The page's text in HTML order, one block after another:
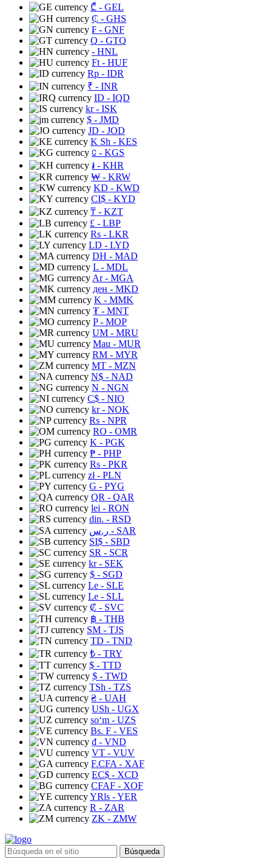
₾ - GEL
₵ - GHS
₣ - GNF
Q - GTQ
- HNL
Ft - HUF
Rp - IDR
₹ - INR
ID - IQD
kr- ISK
$ - JMD
JD - JOD
K Sh - KES
⃀ - KGS
៛ - KHR
₩ - KRW
KD - KWD
CI$ - KYD
₸ - KZT
£ - LBP
Rs - LKR
LD - LYD
DH - MAD
L - MDL
Ar- MGA
ден - MKD
K - MMK
₮ - MNT
P- MOP
UM - MRU
Mau - MUR
RM - MYR
MT - MZN
N$ - NAD
N - NGN
C$ - NIO
kr- NOK
Rs - NPR
RO - OMR
K - PGK
₱ - PHP
Rs - PKR
zł- PLN
G - PYG
QR - QAR
lei - RON
din. - RSD
ر.س - SAR
SI$ - SBD
SR - SCR
kr- SEK
$ - SGD
Le - SLE
Le - SLL
₡ - SVC
฿ - THB
ЅМ - TJS
TD - TND
₺ - TRY
$ - TTD
$ - TWD
TSh - TZS
₴ - UAH
USh - UGX
soʻm - UZS
Bs. F - VES
₫ - VND
VT - VUV
F.CFA - XAF
EC$ - XCD
CFAF - XOF
YRls - YER
R - ZAR
ZK - ZMW
Búsqueda